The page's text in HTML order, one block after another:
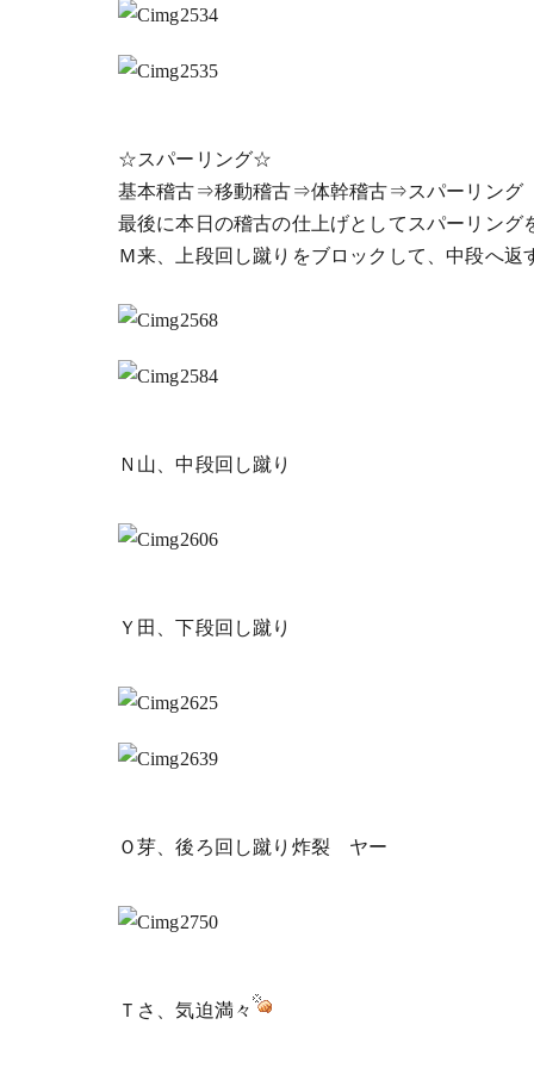
☆スパーリング☆
基本稽古⇒移動稽古⇒体幹稽古⇒スパーリング
最後に本日の稽古の仕上げとしてスパーリング
Ｍ来、上段回し蹴りをブロックして、中段へ返
Ｎ山、中段回し蹴り
Ｙ田、下段回し蹴り
Ｏ芽、後ろ回し蹴り炸裂 ヤー
Ｔさ、気迫満々